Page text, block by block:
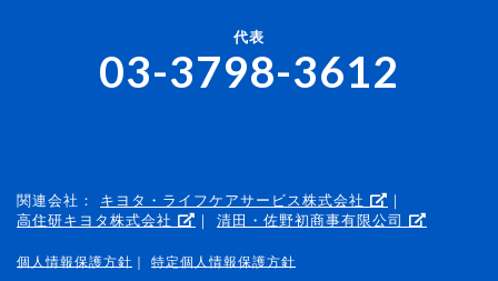
代表
03-3798-3612
関連会社： キヨタ・ライフケアサービス株式会社
｜
高住研キヨタ株式会社
｜ 清田・佐野初商事有限公司
個人情報保護方針 特定個人情報保護方針